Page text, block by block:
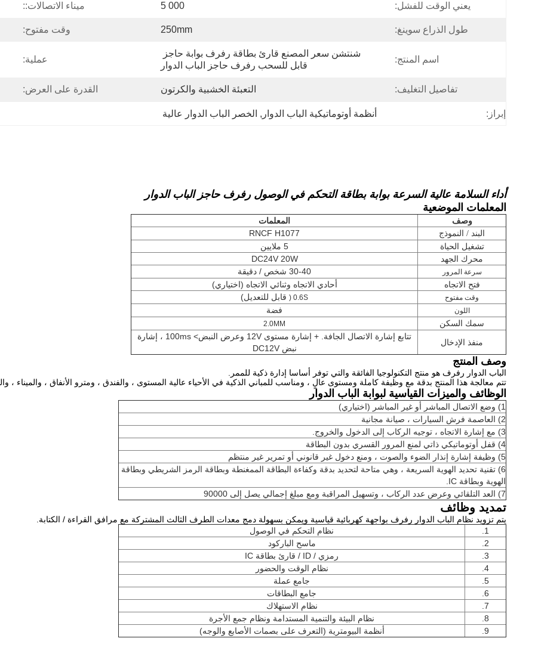
يعني الوقت للفشل: 000 5 ميناء الاتصالات::
طول الذراع سوينغ: 250mm وقت مفتوح:
اسم المنتج:
قابل للسحب رفرف حاجز الباب الدوار
عملية:
تفاصيل التغليف: التعبئة الخشبية والكرتون القدرة على العرض:
إبراز: أنظمة أوتوماتيكية الباب الدوار , الخصر الباب الدوار عالية
أداء السلامة عالية السرعة بوابة بطاقة التحكم في الوصول رفرف حاجز الباب الدوار
المعلمات الموضعية
وصف المعلمات
البند / النموذج
RNCF H1077
تشغيل الحياة
5 ملايين
محرك الجهد
DC24V 20W
سرعة المرور
30-40 شخص / دقيقة
فتح الاتجاه
أحادي الاتجاه وثنائي الاتجاه (اختياري)
وقت مفتوح 0.6S ( قابل للتعديل)
اللون
فضة
سمك السكن
2.0MM
منفذ الإدخال
تتابع إشارة الاتصال الجافة. + إشارة مستوى 12V وعرض النبض> 100ms ، إشارة
نبض DC12V
وصف المنتج
الباب الدوار رفرف هو منتج التكنولوجيا الفائقة والتي توفر أساسا إدارة ذكية للممر.
تتم معالجة هذا المنتج بدقة مع وظيفة كاملة ومستوى عالٍ ، ومناسب للمباني الذكية في الأحياء عالية المستوى ، والفندق ، ومترو الأنفاق ، والميناء ،
الوظائف والميزات القياسية لبوابة الباب الدوار
1) وضع الاتصال المباشر أو غير المباشر (اختياري)
2) العاصمة فرش السيارات ، صيانة مجانية
3) مع إشارة الاتجاه ، توجيه الركاب إلى الدخول والخروج.
4) قفل أوتوماتيكي ذاتي لمنع المرور القسري بدون البطاقة
5) وظيفة إشارة إنذار الضوء والصوت ، ومنع دخول غير قانوني أو تمرير غير منتظم
6) تقنية تحديد الهوية السريعة ، وهي متاحة لتحديد بدقة وكفاءة البطاقة الممغنطة وبطاقة الرمز الشريطي وبطاقة
الهوية وبطاقة IC.
7) العد التلقائي وعرض عدد الركاب ، وتسهيل المراقبة ومع مبلغ إجمالي يصل إلى 90000
تمديد وظائف
يتم تزويد نظام الباب الدوار رفرف بواجهة كهربائية قياسية ويمكن بسهولة دمج معدات الطرف الثالث المشتركة مع مرافق القراءة / الكتابة.
1.
نظام التحكم في الوصول
2.
ماسح الباركود
3.
رمزي / ID / قارئ بطاقة IC
4.
نظام الوقت والحضور
5.
جامع عملة
6.
جامع البطاقات
7.
نظام الاستهلاك
8.
نظام البيئة والتنمية المستدامة ونظام جمع الأجرة
9.
أنظمة البيومترية (التعرف على بصمات الأصابع والوجه)